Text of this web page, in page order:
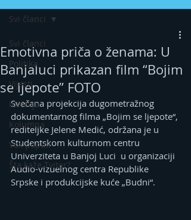
Svi članci
Politika
Vijesti
Intervju
Kolumna
Vox populi
Šta kaže Tviter?
Svi članci
Emotivna priča o ženama: U
Banjaluci prikazan film “Bojim
se ljepote” FOTO
Svečana projekcija dugometražnog
dokumentarnog filma „Bojim se ljepote“,
rediteljke Jelene Medić, održana je u
Studentskom kulturnom centru
Univerziteta u Banjoj Luci  u organizaciji
Audio-vizuelnog centra Republike
Srpske i produkcijske kuće „Budni“.